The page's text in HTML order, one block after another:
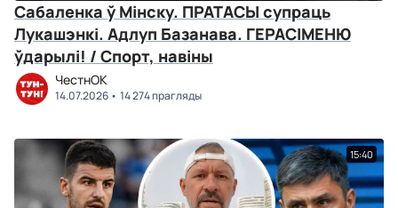
Сабаленка ў Мінску. ПРАТАСЫ супраць
Лукашэнкі. Адлуп Базанава. ГЕРАСІМЕНЮ
ўдарылі! / Спорт, навіны
ЧестнОК
14.07.2026 14 274 прагляды
15:40